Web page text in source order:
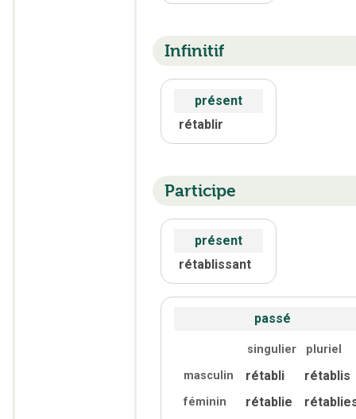
Infinitif
présent
rétablir
Participe
présent
rétablissant
passé
singulier
pluriel
masculin
rétabli rétablis
féminin rétablie